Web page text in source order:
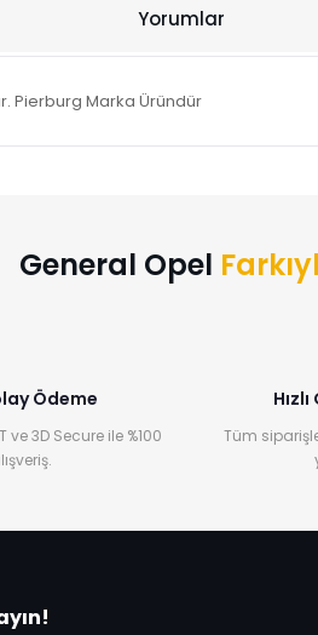
Yorumlar
Pierburg Marka Üründür
General Opel
Ödeme
ve 3D Secure ile %100
Tüm